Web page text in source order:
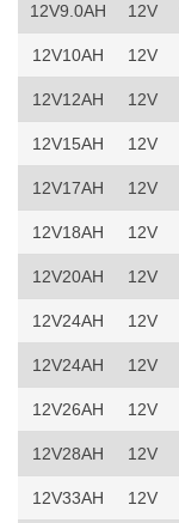
12V9.0AH 12V
12V10AH 12V
12V12AH 12V
12V15AH 12V
12V17AH 12V
12V18AH 12V
12V20AH 12V
12V24AH 12V
12V24AH 12V
12V26AH 12V
12V28AH 12V
12V33AH 12V